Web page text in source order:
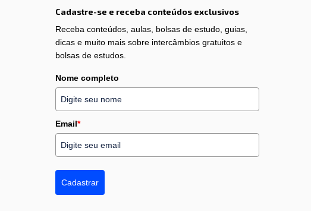
Cadastre-se e receba conteúdos exclusivos
Receba conteúdos, aulas, bolsas de estudo, guias,
dicas e muito mais sobre intercâmbios gratuitos e
bolsas de estudos.
Nome completo
Email*
Cadastrar